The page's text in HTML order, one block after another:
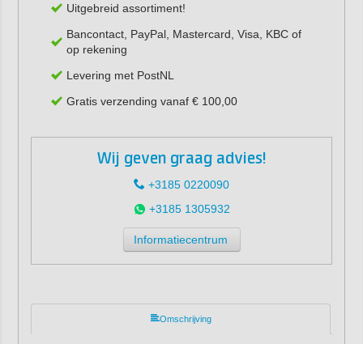
Uitgebreid assortiment!
Bancontact, PayPal, Mastercard, Visa, KBC of
op rekening
Levering met PostNL
Gratis verzending vanaf € 100,00
Wij geven graag advies!
+3185 0220090
+3185 1305932
Informatiecentrum
Omschrijving